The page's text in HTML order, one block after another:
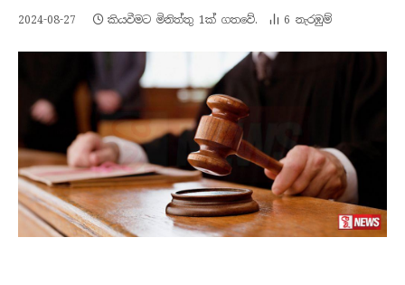
2024-08-27 කියවීමට මිනිත්තු 1ක් ගතවේ. 6 නැරඹු​ම්